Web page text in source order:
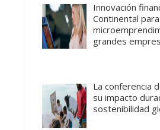
Innovación
Continental para
grandes
La conferencia
su impacto
sostenibilidad